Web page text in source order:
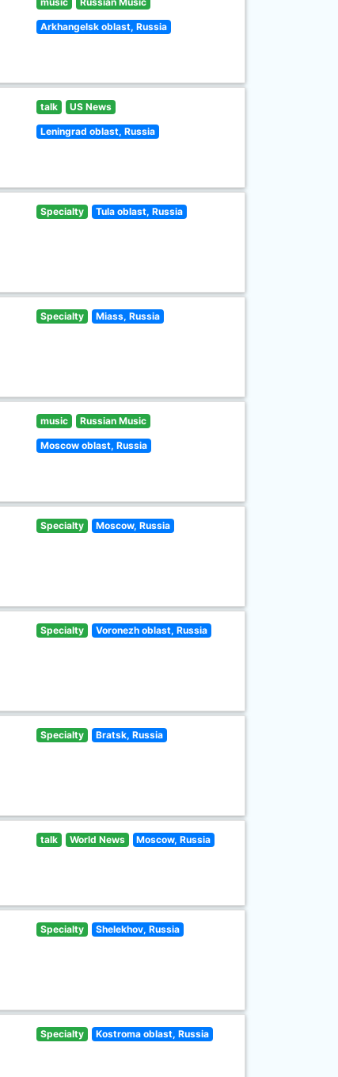
Arkhangelsk oblast, Russia
talk US News
Leningrad oblast, Russia
Specialty Tula oblast, Russia
Specialty Miass, Russia
music Russian Music
Moscow oblast, Russia
Specialty Moscow, Russia
Specialty Voronezh oblast, Russia
Specialty Bratsk, Russia
talk World News Moscow, Russia
Specialty Shelekhov, Russia
Specialty Kostroma oblast, Russia